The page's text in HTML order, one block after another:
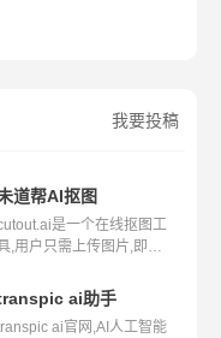
我要投稿
能
道帮AI抠图
是一个在线抠图工
,用户只需上传图片,即可
ai助手
ai官网,AI人工智能